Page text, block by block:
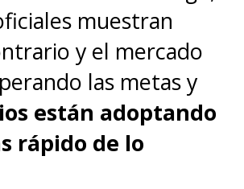
muestran
y el mercado
las metas y
están adoptando
rápido de lo